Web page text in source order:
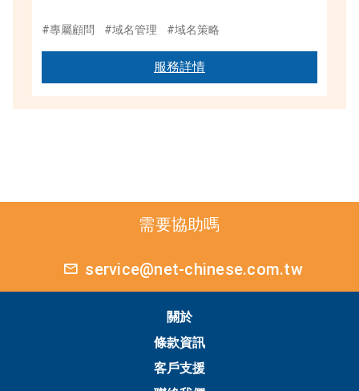
#專屬顧問 #域名管理 #域名策略
服務詳情
需要協助嗎
service@net-chinese.com.tw
關於
條款資訊
客戶支援